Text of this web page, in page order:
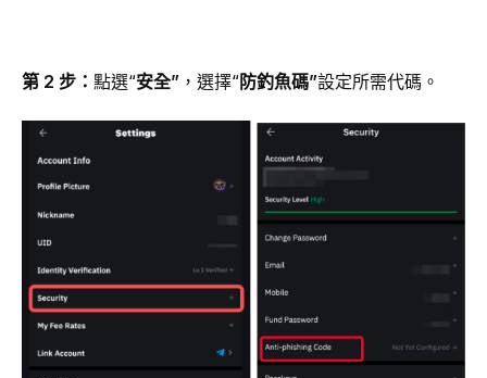
第 2 步： 點選“安全” ，選擇“防釣魚碼”設定所需代碼。